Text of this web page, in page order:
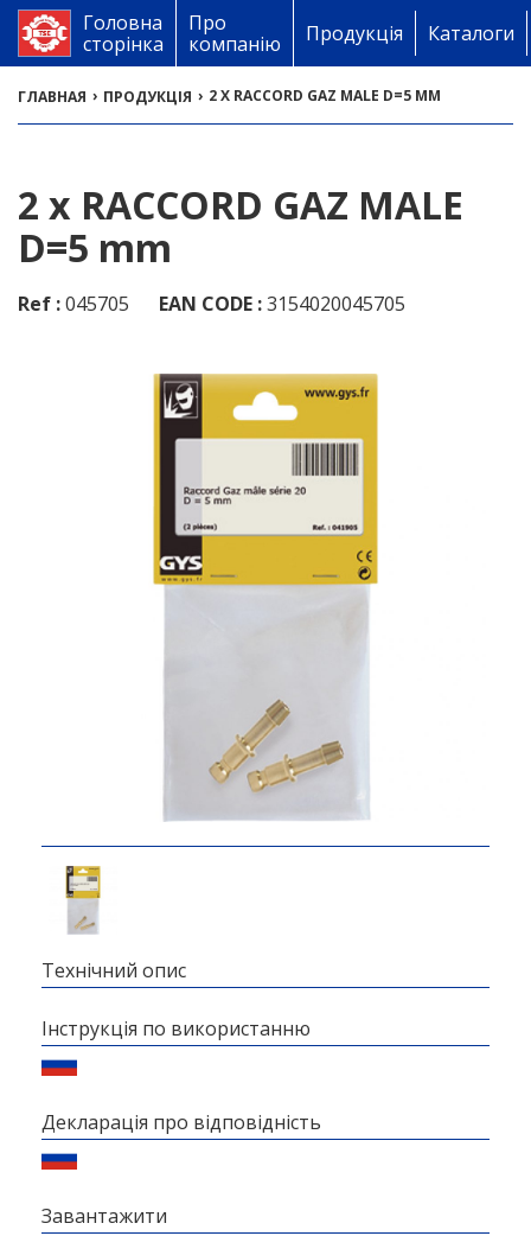
Головна
сторінка
Про
компанію
Продукція Каталоги
ГЛАВНАЯ › ПРОДУКЦІЯ › 2 X RACCORD GAZ MALE D=5 MM
2 x RACCORD GAZ MALE
D=5 mm
Ref :045705 EAN CODE :3154020045705
Технічний опис
Інструкція по використанню
Декларація про відповідність
Завантажити